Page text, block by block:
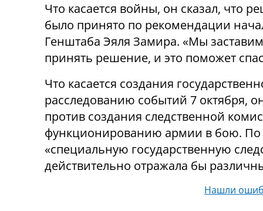
Что касается войны, он сказал, что
было принято по рекомендации
Генштаба Эяля Замира. «Мы
принять решение, и это поможет
Что касается создания
расследованию событий 7 октября,
против создания следственной
функционированию армии в бою. По
«специальную государственную
действительно отражала бы
Нашли